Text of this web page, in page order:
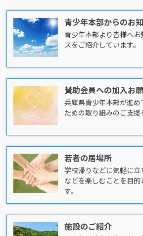
青少年本部からのお
青少年本部より皆様へ
スをご紹介しています。
賛助会員への加入お
兵庫県青少年本部が進
ための取り組みのご支援
若者の居場所
学校帰りなどに気軽に立
などを楽しむことを目
す。
施設のご紹介